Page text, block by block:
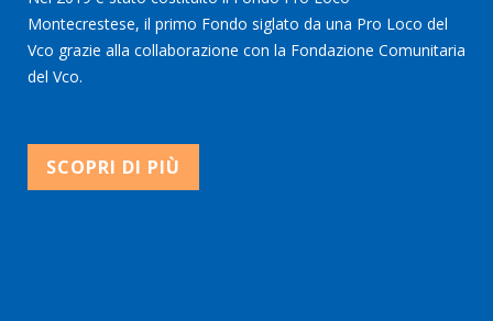
Montecrestese, il primo Fondo siglato da una Pro Loco del
Vco grazie alla collaborazione con la Fondazione Comunitaria
del Vco.
SCOPRI DI PIÙ